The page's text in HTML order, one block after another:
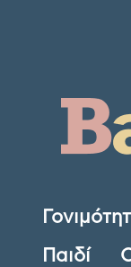
Παιδί